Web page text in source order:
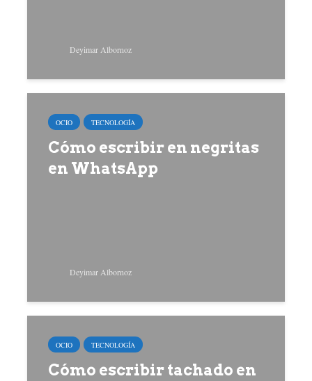
Deyimar Albornoz
OCIO TECNOLOGÍA
Cómo escribir en negritas
en WhatsApp
Deyimar Albornoz
OCIO TECNOLOGÍA
Cómo escribir tachado en